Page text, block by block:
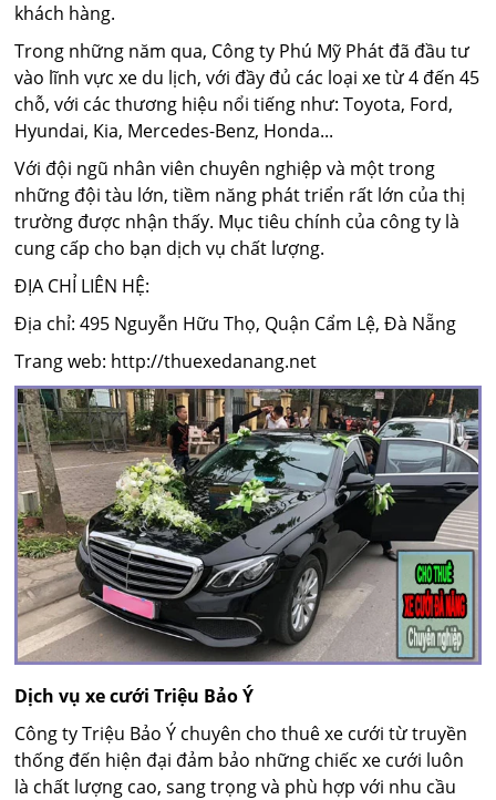
khách hàng.
Trong những năm qua, Công ty Phú Mỹ Phát đã đầu tư
vào lĩnh vực xe du lịch, với đầy đủ các loại xe từ 4 đến 45
chỗ, với các thương hiệu nổi tiếng như: Toyota, Ford,
Hyundai, Kia, Mercedes-Benz, Honda...
Với đội ngũ nhân viên chuyên nghiệp và một trong
những đội tàu lớn, tiềm năng phát triển rất lớn của thị
trường được nhận thấy. Mục tiêu chính của công ty là
cung cấp cho bạn dịch vụ chất lượng.
ĐỊA CHỈ LIÊN HỆ:
Địa chỉ: 495 Nguyễn Hữu Thọ, Quận Cẩm Lệ, Đà Nẵng
Trang web: http://thuexedanang.net
Dịch vụ xe cưới Triệu Bảo Ý
Công ty Triệu Bảo Ý chuyên cho thuê xe cưới từ truyền
thống đến hiện đại đảm bảo những chiếc xe cưới luôn
là chất lượng cao, sang trọng và phù hợp với nhu cầu